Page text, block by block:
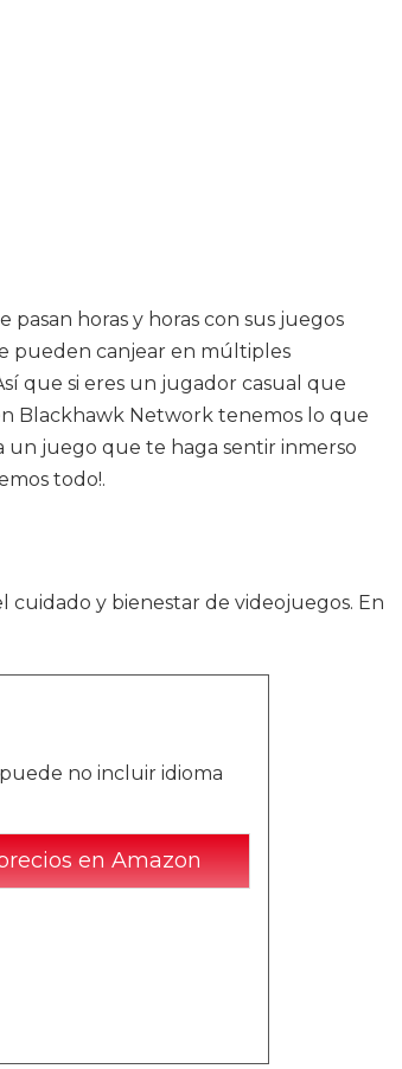
horas y horas con sus juegos
pueden canjear en múltiples
que si eres un jugador casual que
Blackhawk Network tenemos lo que
un juego que te haga sentir inmerso
todo!.
cuidado y bienestar de videojuegos. En
no incluir idioma
en Amazon